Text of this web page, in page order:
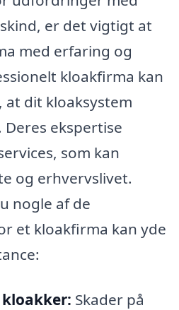
er det vigtigt at
med erfaring og
kloakfirma kan
dit kloaksystem
ekspertise
som kan
og erhvervslivet.
nogle af de
et kloakfirma kan yde
Skader på